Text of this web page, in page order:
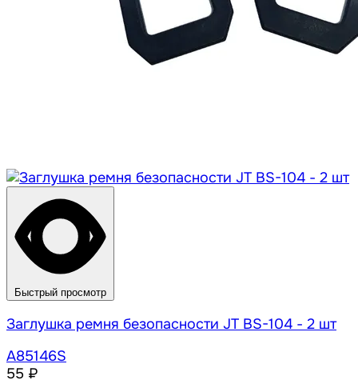
Быстрый просмотр
Заглушка ремня безопасности JT BS-104 - 2 шт
A85146S
55 ₽